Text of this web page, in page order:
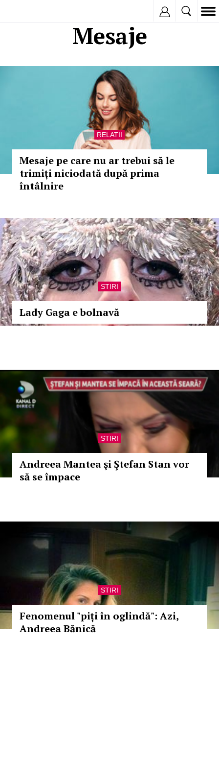
Mesaje
RELATII
Mesaje pe care nu ar trebui să le
trimiți niciodată după prima
întâlnire
STIRI
Lady Gaga e bolnavă
STIRI
Andreea Mantea şi Ştefan Stan vor
să se împace
STIRI
Fenomenul "piți în oglindă": Azi,
Andreea Bănică